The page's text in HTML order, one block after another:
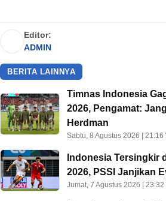
Editor:
ADMIN
BERITA LAINNYA
Timnas Indonesia
2026, Pengamat:
Herdman
Sabtu, 8 Agustus 2026 | 21:16
Indonesia Tersingkir
2026, PSSI Janjikan
Jumat, 7 Agustus 2026 | 23:32